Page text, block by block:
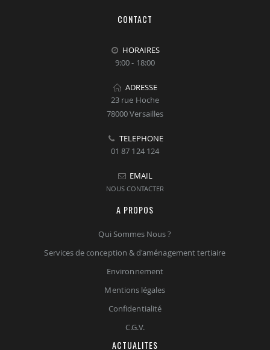
CONTACT
HORAIRES
9:00 - 18:00
ADRESSE
23 rue Hoche
78000 Versailles
TELEPHONE
01 87 124 124
EMAIL
NOUS CONTACTER
A PROPOS
Qui Sommes Nous ?
Services de conception & d'aménagement tertiaire
Environnement
Mentions légales
Confidentialité
C.G.V.
ACTUALITES